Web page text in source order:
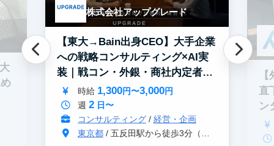
株式会社アップグレード
【東大→Bain出身CEO】大手企業
への戦略コンサルティング×AI実
装｜戦コン・外銀・商社内定者多
数
時給 1,300円〜3,000円
週 2日〜
コンサルティング/ 経営・企画
東京都/ 五反田駅から徒歩3分（大崎駅から徒歩8分）
直
ン